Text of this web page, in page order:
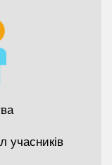
учасників